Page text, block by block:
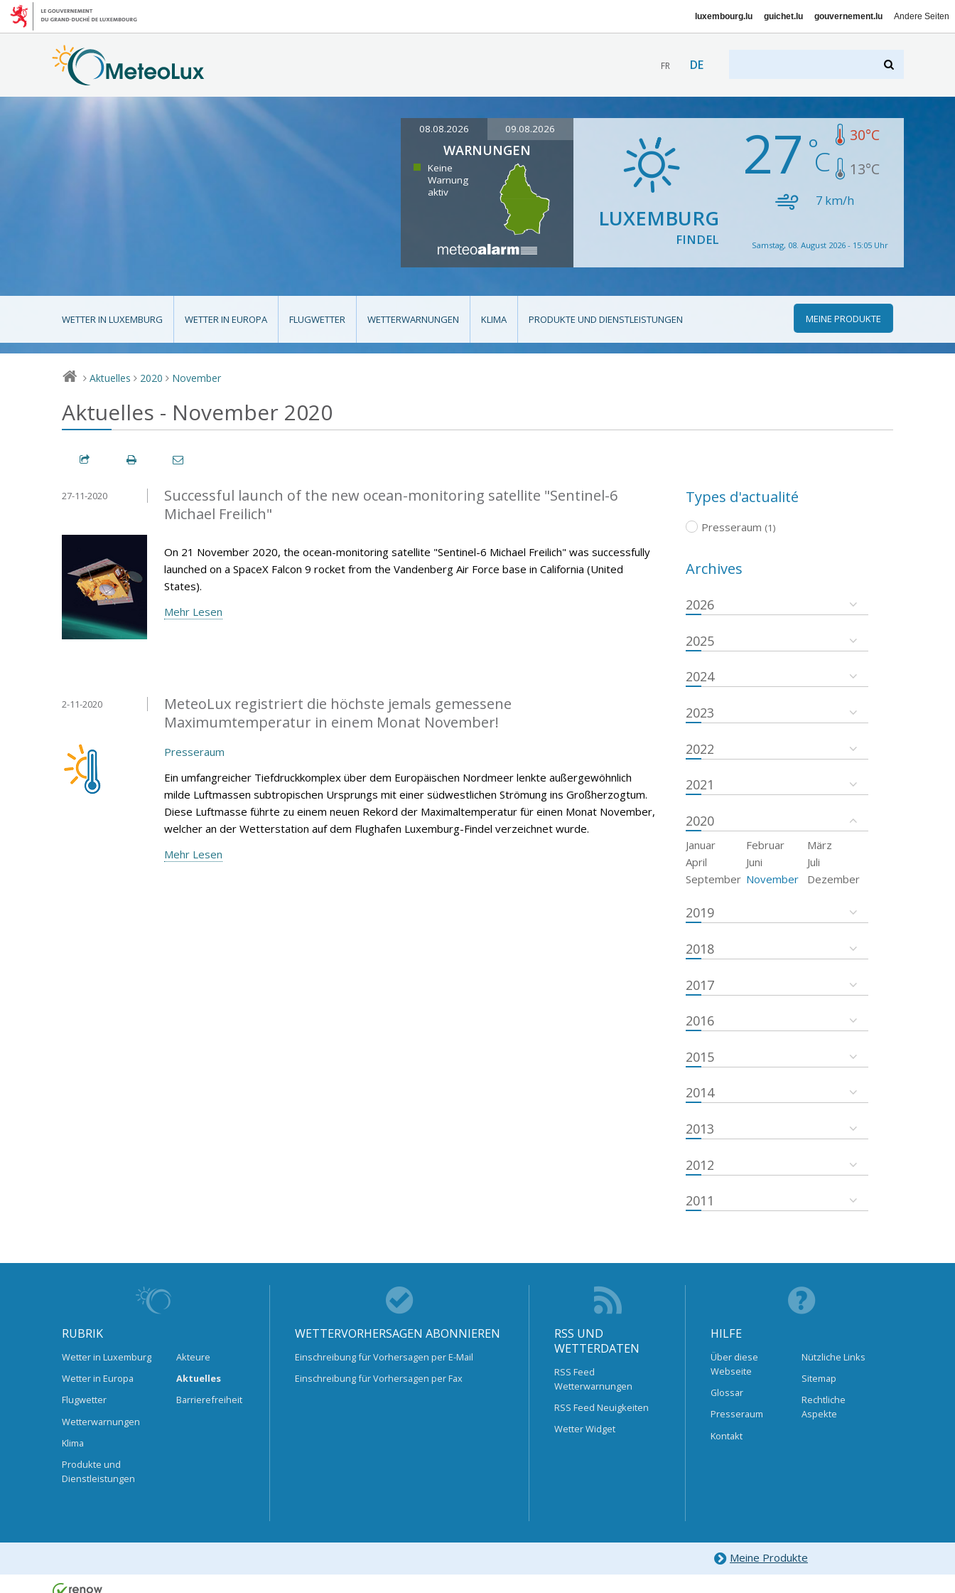
luxembourg.lu guichet.lu gouvernement.lu Andere Seiten
FR DE
08.08.2026 09.08.2026
WARNUNGEN
Keine
Warnung
aktiv
LUXEMBURG
FINDEL
27 30°C
13°C
7 km/h
Samstag, 08. August 2026 - 15:05 Uhr
WETTER IN LUXEMBURG WETTER IN EUROPA FLUGWETTER WETTERWARNUNGEN KLIMA PRODUKTE UND DIENSTLEISTUNGEN MEINE PRODUKTE
> Aktuelles > 2020 > November
Aktuelles - November 2020
Successful launch of the new ocean-monitoring satellite "Sentinel-6
Michael Freilich"
27-11-2020
On 21 November 2020, the ocean-monitoring satellite "Sentinel-6 Michael Freilich" was successfully
launched on a SpaceX Falcon 9 rocket from the Vandenberg Air Force base in California (United
States).
Mehr Lesen
MeteoLux registriert die höchste jemals gemessene
Maximumtemperatur in einem Monat November!
2-11-2020
Presseraum
Ein umfangreicher Tiefdruckkomplex über dem Europäischen Nordmeer lenkte außergewöhnlich
milde Luftmassen subtropischen Ursprungs mit einer südwestlichen Strömung ins Großherzogtum.
Diese Luftmasse führte zu einem neuen Rekord der Maximaltemperatur für einen Monat November,
welcher an der Wetterstation auf dem Flughafen Luxemburg-Findel verzeichnet wurde.
Mehr Lesen
Types d'actualité
Presseraum (1)
Archives
2026
2025
2024
2023
2022
2021
2020
Januar Februar
März
April
Juni
Juli
September November Dezember
2019
2018
2017
2016
2015
2014
2013
2012
2011
RUBRIK
Wetter in Luxemburg
Wetter in Europa
Flugwetter
Wetterwarnungen
Klima
Produkte und
Dienstleistungen
Akteure
Aktuelles
Barrierefreiheit
WETTERVORHERSAGEN ABONNIEREN
Einschreibung für Vorhersagen per E-Mail
Einschreibung für Vorhersagen per Fax
RSS UND
WETTERDATEN
RSS Feed
Wetterwarnungen
RSS Feed Neuigkeiten
Wetter Widget
HILFE
Über diese
Webseite
Glossar
Presseraum
Kontakt
Nützliche Links
Sitemap
Rechtliche
Aspekte
Meine Produkte